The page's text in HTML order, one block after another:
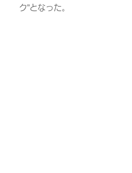
ク”となった。